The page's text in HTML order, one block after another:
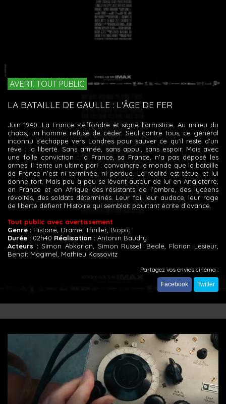
AVERT. TOUT PUBLIC
LA BATAILLE DE GAULLE : L'ÂGE DE FER
Juin 1940. La France s'effondre et signe l’armistice. Au milieu du
chaos, un homme refuse de céder. Seul contre tous, ce général
inconnu s'échappe vers Londres pour sauver ce qu'il reste d'un
rêve : la liberté. Sans armée, sans appui, sans espoir. Mais avec
une folle conviction : la France, sa France, n'a pas déposé les
armes. Il tente un ultime pari : convaincre le monde que la bataille
de France n'est ni terminée, ni perdue. La réalité est têtue, et lui
donne tort. Mais peu à peu se lèvent autour de lui en Angleterre,
en France et en Afrique des résistants de l'ombre, des lycéens
révoltés, des soldats déterminés. Leur foi, leur audace, leur rage
de liberté défient l'Histoire qui semblait pourtant écrite d’avance.
Tout public avec avertissement
Genre : Histoire, Drame, Thriller, Biopic
Durée : 02h40 Réalisation : Antonin Baudry
Acteurs :Simon Abkarian, Simon Russell Beale, Florian Lesieur,
Benoît Magimel, Mathieu Kassovitz
Partagez vos envies cinéma :
Facebook Twitter